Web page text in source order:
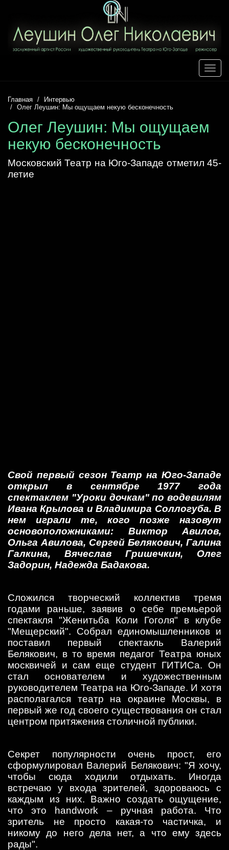
Toggle
Главная
Интервью
Олег Леушин: Мы ощущаем некую бесконечность
Олег Леушин: Мы ощущаем
некую бесконечность
Московский Театр на Юго-Западе отметил 45-
летие
Свой первый сезон Театр на Юго-Западе
открыл в сентябре 1977 года
спектаклем "Уроки дочкам" по водевилям
Ивана Крылова и Владимира Соллогуба. В
нем играли те, кого позже назовут
основоположниками: Виктор Авилов,
Ольга Авилова, Сергей Белякович, Галина
Галкина, Вячеслав Гришечкин, Олег
Задорин, Надежда Бадакова.
Сложился творческий коллектив тремя
годами раньше, заявив о себе премьерой
спектакля "Женитьба Коли Гоголя" в клубе
"Мещерский". Собрал единомышленников и
поставил первый спектакль Валерий
Белякович, в то время педагог Театра юных
москвичей и сам еще студент ГИТИСа. Он
стал основателем и художественным
руководителем Театра на Юго-Западе. И хотя
располагался театр на окраине Москвы, в
первый же год своего существования он стал
центром притяжения столичной публики.
Секрет популярности очень прост, его
сформулировал Валерий Белякович: "Я хочу,
чтобы сюда ходили отдыхать. Иногда
встречаю у входа зрителей, здороваюсь с
каждым из них. Важно создать ощущение,
что это handwork – ручная работа. Что
зритель не просто какая-то частичка, и
никому до него дела нет, а что ему здесь
рады".